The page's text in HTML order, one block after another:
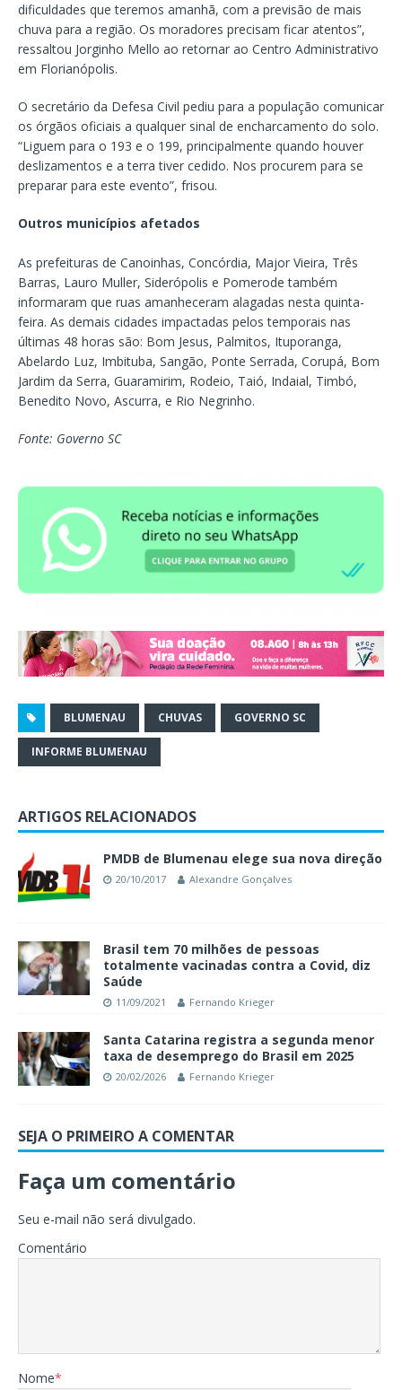
dificuldades que teremos amanhã, com a previsão de mais
chuva para a região. Os moradores precisam ficar atentos”,
ressaltou Jorginho Mello ao retornar ao Centro Administrativo
em Florianópolis.
O secretário da Defesa Civil pediu para a população comunicar
os órgãos oficiais a qualquer sinal de encharcamento do solo.
“Liguem para o 193 e o 199, principalmente quando houver
deslizamentos e a terra tiver cedido. Nos procurem para se
preparar para este evento”, frisou.
Outros municípios afetados
As prefeituras de Canoinhas, Concórdia, Major Vieira, Três
Barras, Lauro Muller, Siderópolis e Pomerode também
informaram que ruas amanheceram alagadas nesta quinta-
feira. As demais cidades impactadas pelos temporais nas
últimas 48 horas são: Bom Jesus, Palmitos, Ituporanga,
Abelardo Luz, Imbituba, Sangão, Ponte Serrada, Corupá, Bom
Jardim da Serra, Guaramirim, Rodeio, Taió, Indaial, Timbó,
Benedito Novo, Ascurra, e Rio Negrinho.
Fonte: Governo SC
BLUMENAU CHUVAS GOVERNO SC
INFORME BLUMENAU
ARTIGOS RELACIONADOS
PMDB de Blumenau elege sua nova direção
20/10/2017 Alexandre Gonçalves
Brasil tem 70 milhões de pessoas
totalmente vacinadas contra a Covid, diz
Saúde
11/09/2021 Fernando Krieger
Santa Catarina registra a segunda menor
taxa de desemprego do Brasil em 2025
20/02/2026 Fernando Krieger
SEJA O PRIMEIRO A COMENTAR
Faça um comentário
Seu e-mail não será divulgado.
Comentário
Nome*